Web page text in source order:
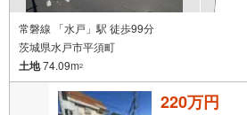
常磐線 「水戸」駅 徒歩99分
茨城県水戸市平須町
土地74.09m2
220万円